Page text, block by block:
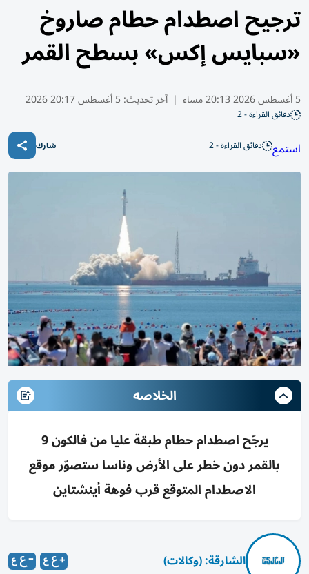
ترجيح اصطدام حطام صاروخ
«سبايس إكس» بسطح القمر
5 أغسطس 2026 20:13 مساء | آخر تحديث:5 أغسطس 20:17 2026
دقائق القراءة - 2
استمع دقائق القراءة - 2 شارك
الخلاصه
يرجّح اصطدام حطام طبقة عليا من فالكون 9
بالقمر دون خطر على الأرض وناسا ستصوّر موقع
الاصطدام المتوقع قرب فوهة أينشتاين
الشارقة: (وكالات)